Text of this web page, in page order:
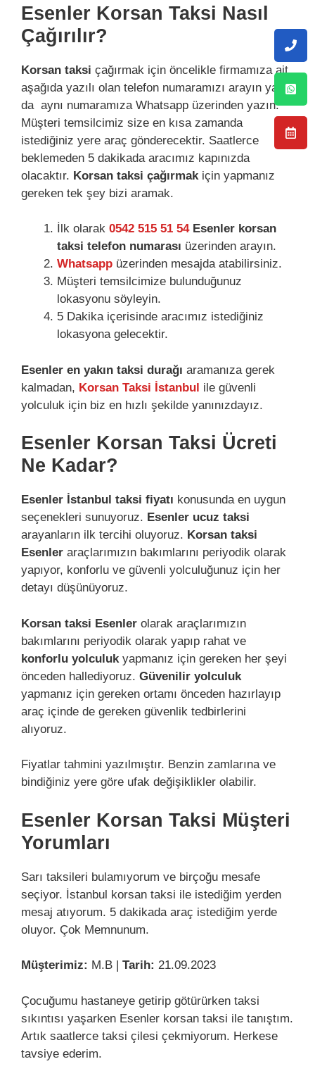
Esenler Korsan Taksi Nasıl
Çağırılır?
Korsan taksi çağırmak için öncelikle firmamıza ait
aşağıda yazılı olan telefon numaramızı arayın ya
da aynı numaramıza Whatsapp üzerinden yazın.
Müşteri temsilcimiz size en kısa zamanda
istediğiniz yere araç gönderecektir. Saatlerce
beklemeden 5 dakikada aracımız kapınızda
olacaktır. Korsan taksi çağırmak için yapmanız
gereken tek şey bizi aramak.
İlk olarak 0542 515 51 54 Esenler korsan
taksi telefon numarası üzerinden arayın.
Whatsapp üzerinden mesajda atabilirsiniz.
Müşteri temsilcimize bulunduğunuz
lokasyonu söyleyin.
5 Dakika içerisinde aracımız istediğiniz
lokasyona gelecektir.
Esenler en yakın taksi durağı aramanıza gerek
kalmadan, Korsan Taksi İstanbul ile güvenli
yolculuk için biz en hızlı şekilde yanınızdayız.
Esenler Korsan Taksi Ücreti
Ne Kadar?
Esenler İstanbul taksi fiyatı konusunda en uygun
seçenekleri sunuyoruz. Esenler ucuz taksi
arayanların ilk tercihi oluyoruz. Korsan taksi
Esenler araçlarımızın bakımlarını periyodik olarak
yapıyor, konforlu ve güvenli yolculuğunuz için her
detayı düşünüyoruz.
Korsan taksi Esenler olarak araçlarımızın
bakımlarını periyodik olarak yapıp rahat ve
konforlu yolculuk yapmanız için gereken her şeyi
önceden hallediyoruz. Güvenilir yolculuk
yapmanız için gereken ortamı önceden hazırlayıp
araç içinde de gereken güvenlik tedbirlerini
alıyoruz.
Fiyatlar tahmini yazılmıştır. Benzin zamlarına ve
bindiğiniz yere göre ufak değişiklikler olabilir.
Esenler Korsan Taksi Müşteri
Yorumları
Sarı taksileri bulamıyorum ve birçoğu mesafe
seçiyor. İstanbul korsan taksi ile istediğim yerden
mesaj atıyorum. 5 dakikada araç istediğim yerde
oluyor. Çok Memnunum.
Müşterimiz: M.B | Tarih: 21.09.2023
Çocuğumu hastaneye getirip götürürken taksi
sıkıntısı yaşarken Esenler korsan taksi ile tanıştım.
Artık saatlerce taksi çilesi çekmiyorum. Herkese
tavsiye ederim.